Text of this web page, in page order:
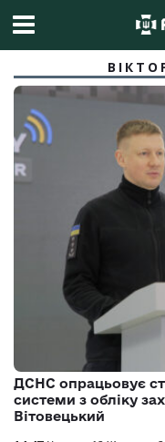
ДСНС опрацьовує
системи з обліку
Вітовецький